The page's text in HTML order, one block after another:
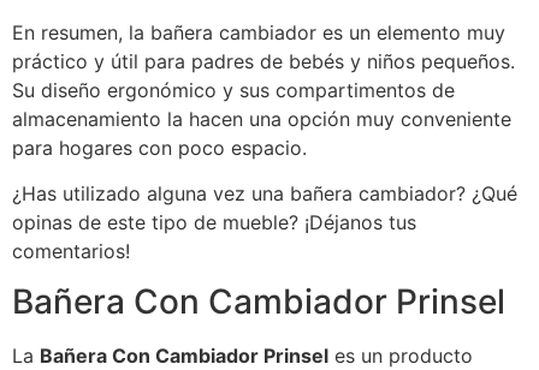
En resumen, la bañera cambiador es un elemento muy
práctico y útil para padres de bebés y niños pequeños.
Su diseño ergonómico y sus compartimentos de
almacenamiento la hacen una opción muy conveniente
para hogares con poco espacio.
¿Has utilizado alguna vez una bañera cambiador? ¿Qué
opinas de este tipo de mueble? ¡Déjanos tus
comentarios!
Bañera Con Cambiador Prinsel
La Bañera Con Cambiador Prinsel es un producto